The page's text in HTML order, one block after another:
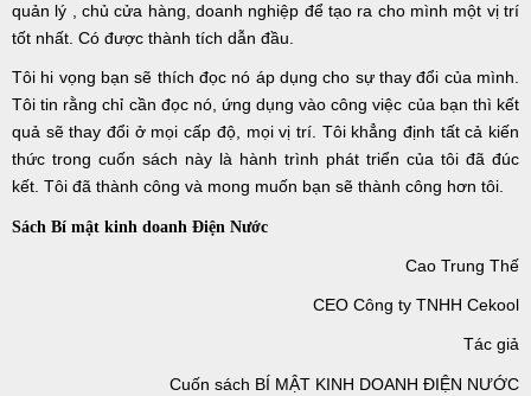
quản lý , chủ cửa hàng, doanh nghiệp để tạo ra cho mình một vị trí
tốt nhất. Có được thành tích dẫn đầu.
Tôi hi vọng bạn sẽ thích đọc nó áp dụng cho sự thay đổi của mình.
Tôi tin rằng chỉ cần đọc nó, ứng dụng vào công việc của bạn thì kết
quả sẽ thay đổi ở mọi cấp độ, mọi vị trí. Tôi khẳng định tất cả kiến
thức trong cuốn sách này là hành trình phát triển của tôi đã đúc
kết. Tôi đã thành công và mong muốn bạn sẽ thành công hơn tôi.
Sách Bí mật kinh doanh Điện Nước
Cao Trung Thế
CEO Công ty TNHH Cekool
Tác giả
Cuốn sách BÍ MẬT KINH DOANH ĐIỆN NƯỚC